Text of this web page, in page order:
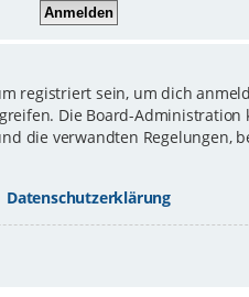
registriert sein, um dich
Die Board-
die verwandten Regelungen,
Datenschutzerklärung